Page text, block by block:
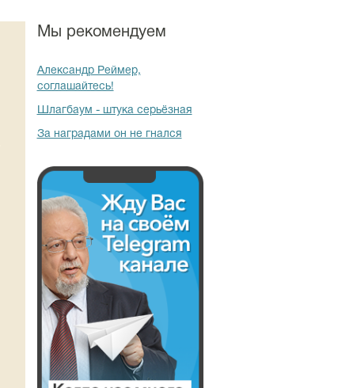
Мы рекомендуем
Александр Реймер,
соглашайтесь!
Шлагбаум - штука серьёзная
За наградами он не гнался